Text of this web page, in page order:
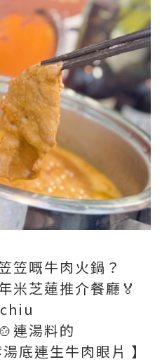
笠嘅牛肉火鍋？
米芝蓮推介餐廳🏅
連湯料的
底連生牛肉眼片 】